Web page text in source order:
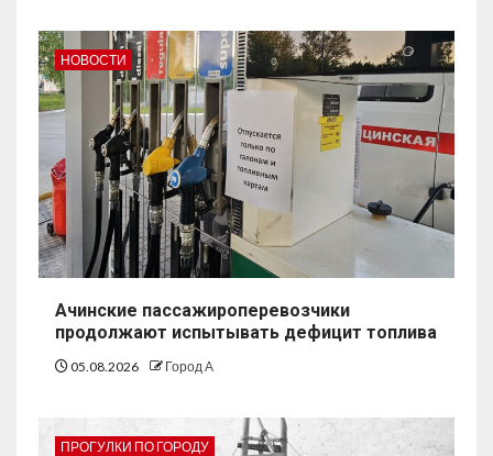
НОВОСТИ
Ачинские пассажироперевозчики
продолжают испытывать дефицит топлива
05.08.2026 Город А
ПРОГУЛКИ ПО ГОРОДУ